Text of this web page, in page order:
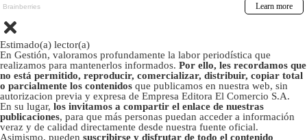
Estimado(a) lector(a)
En Gestión, valoramos profundamente la labor periodística que
realizamos para mantenerlos informados. Por ello, les recordamos que
no está permitido, reproducir, comercializar, distribuir, copiar total
o parcialmente los contenidos que publicamos en nuestra web, sin
autorizacion previa y expresa de Empresa Editora El Comercio S.A.
En su lugar, los invitamos a compartir el enlace de nuestras
publicaciones, para que más personas puedan acceder a información
veraz y de calidad directamente desde nuestra fuente oficial.
Asimismo, pueden suscribirse y disfrutar de todo el contenido